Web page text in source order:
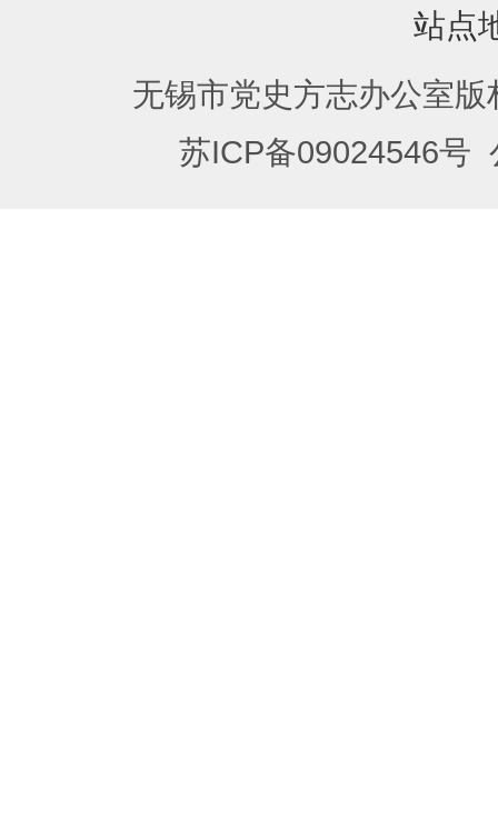
站点
无锡市党史方志办公室
苏ICP备09024546号